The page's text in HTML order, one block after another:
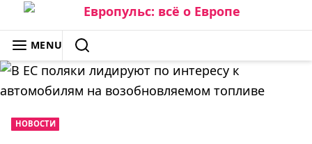
Skip
to
content
ЕВРОПУЛЬС: ВСЁ О ЕВРОПЕ
MENU
SEARCH
НОВОСТИ